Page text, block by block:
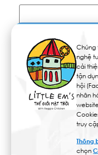
14. Ba món ăn trẻ ít
preferable foods *
15. Ba món/loại đồ
3 most preferable
Chúng
nghệ
cải
tận
hội
nhân
truy
Thông
chọn